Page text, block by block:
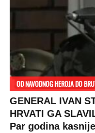
OD NAVODNOG HEROJA DO
GENERAL IVAN
HRVATI GA
Par godina